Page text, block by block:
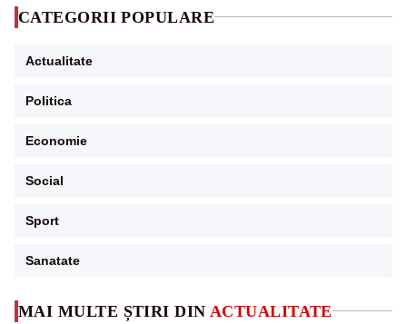
MAI MULTE ȘTIRI DIN ACTUALITATE
CATEGORII POPULARE
Actualitate
Politica
Economie
Social
Sport
Sanatate